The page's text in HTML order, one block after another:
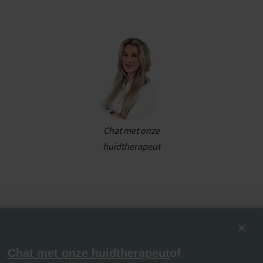
Chat met onze
huidtherapeut
Chat met onze huidtherapeutof